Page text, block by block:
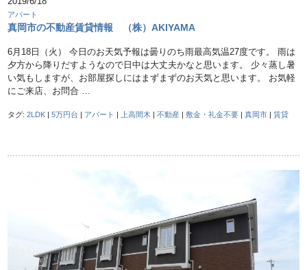
アパート
真岡市の不動産賃貸情報 （株）AKIYAMA
6月18日（火） 今日のお天気予報は曇りのち雨最高気温27度です。 雨は
夕方から降りだすようなので日中は大丈夫かなと思います。 少々蒸し暑
い気もしますが、お部屋探しにはまずまずのお天気と思います。 お気軽
にご来店、お問合 …
タグ:2LDK |5万円台 アパート 上高間木 |不動産 |敷金・礼金不要 |真岡市 |賃貸